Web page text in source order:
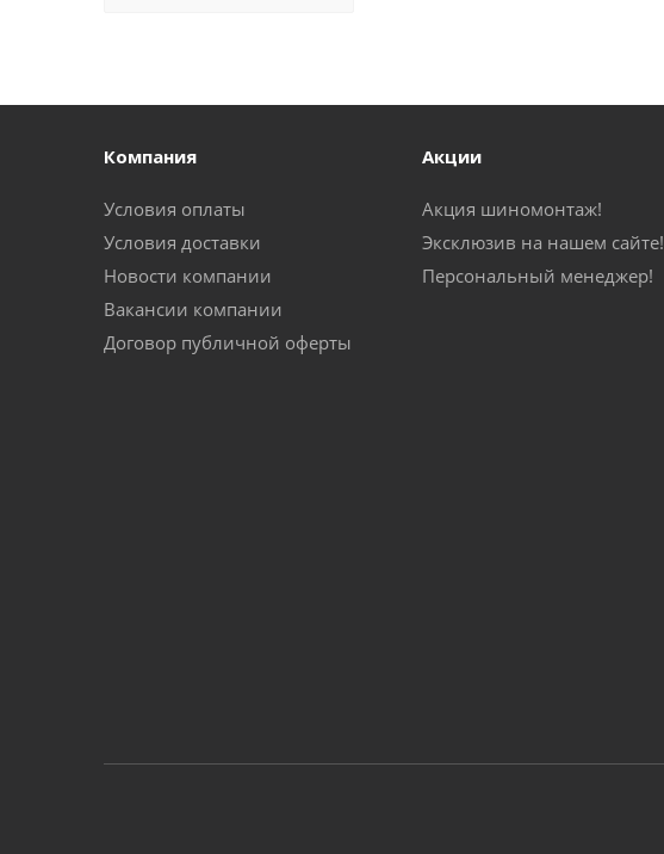
Компания
Условия оплаты
Условия доставки
Новости компании
Вакансии компании
Договор публичной оферты
Акции
Акция шиномонтаж!
Эксклюзив на нашем сайте!
Персональный менеджер!